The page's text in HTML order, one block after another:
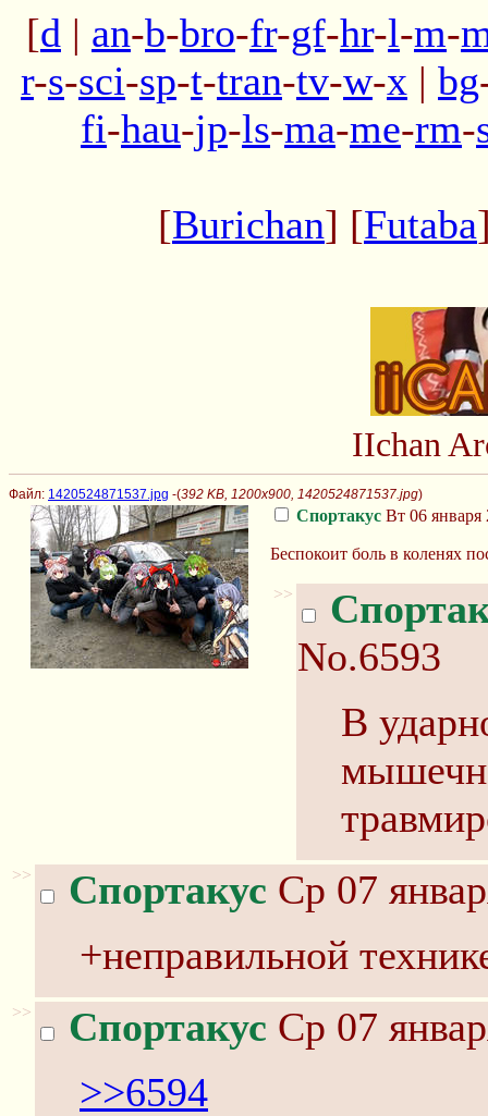
[d | an-b-bro-fr-gf-hr-l-m-
r-s-sci-sp-t-tran-tv-w-x | bg
fi-hau-jp-ls-ma-me-rm-
[Burichan] [Futaba
IIchan
Файл: 1420524871537.jpg -(392 KB, 1200x900, 1420524871537.jpg)
Спортакус Вт 06 января
Беспокоит боль в коленях
>>
No.6593
В
>> Спортакус Ср 07
+неправильной
>> Спортакус Ср 07
>>6594